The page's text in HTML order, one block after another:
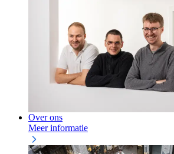
Over ons
Meer informatie